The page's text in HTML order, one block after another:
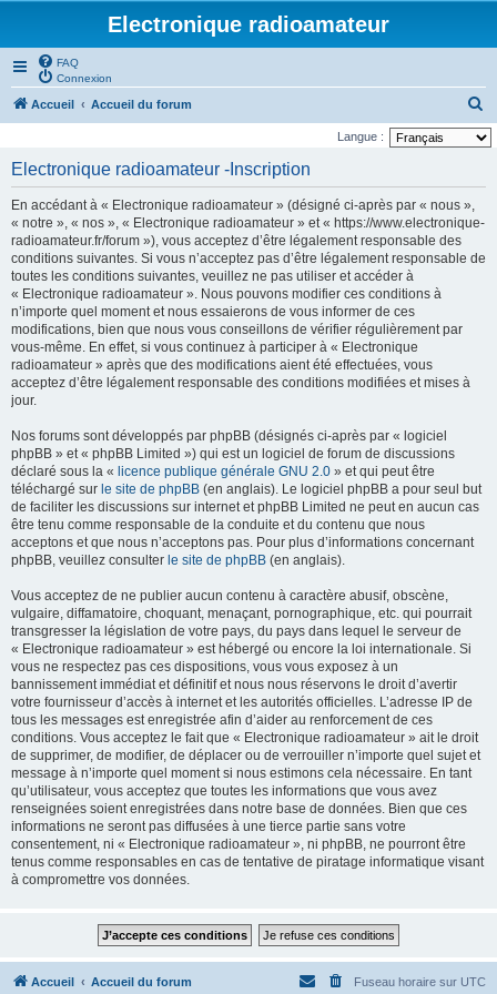
Electronique radioamateur
FAQ
Connexion
Accueil Accueil du forum
e
Langue :
Electronique radioamateur -Inscription
En accédant à « Electronique radioamateur » (désigné ci-après par « nous »,
« notre », « nos », « Electronique radioamateur » et « https://www.electronique-
radioamateur.fr/forum »), vous acceptez d’être légalement responsable des
conditions suivantes. Si vous n’acceptez pas d’être légalement responsable de
toutes les conditions suivantes, veuillez ne pas utiliser et accéder à
« Electronique radioamateur ». Nous pouvons modifier ces conditions à
n’importe quel moment et nous essaierons de vous informer de ces
modifications, bien que nous vous conseillons de vérifier régulièrement par
vous-même. En effet, si vous continuez à participer à « Electronique
radioamateur » après que des modifications aient été effectuées, vous
acceptez d’être légalement responsable des conditions modifiées et mises à
jour.
Nos forums sont développés par phpBB (désignés ci-après par « logiciel
phpBB » et « phpBB Limited ») qui est un logiciel de forum de discussions
déclaré sous la « licence publique générale GNU 2.0 » et qui peut être
téléchargé sur le site de phpBB (en anglais). Le logiciel phpBB a pour seul but
de faciliter les discussions sur internet et phpBB Limited ne peut en aucun cas
être tenu comme responsable de la conduite et du contenu que nous
acceptons et que nous n’acceptons pas. Pour plus d’informations concernant
phpBB, veuillez consulter le site de phpBB (en anglais).
Vous acceptez de ne publier aucun contenu à caractère abusif, obscène,
vulgaire, diffamatoire, choquant, menaçant, pornographique, etc. qui pourrait
transgresser la législation de votre pays, du pays dans lequel le serveur de
« Electronique radioamateur » est hébergé ou encore la loi internationale. Si
vous ne respectez pas ces dispositions, vous vous exposez à un
bannissement immédiat et définitif et nous nous réservons le droit d’avertir
votre fournisseur d’accès à internet et les autorités officielles. L’adresse IP de
tous les messages est enregistrée afin d’aider au renforcement de ces
conditions. Vous acceptez le fait que « Electronique radioamateur » ait le droit
de supprimer, de modifier, de déplacer ou de verrouiller n’importe quel sujet et
message à n’importe quel moment si nous estimons cela nécessaire. En tant
qu’utilisateur, vous acceptez que toutes les informations que vous avez
renseignées soient enregistrées dans notre base de données. Bien que ces
informations ne seront pas diffusées à une tierce partie sans votre
consentement, ni « Electronique radioamateur », ni phpBB, ne pourront être
tenus comme responsables en cas de tentative de piratage informatique visant
à compromettre vos données.
Accueil Accueil du forum Fuseau horaire sur UTC